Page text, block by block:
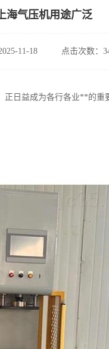
海气压机用途广泛
11-18 点击次数：
正日益成为各行各业**的重